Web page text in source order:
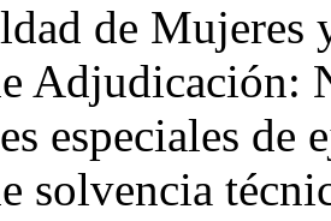
de Mujeres
Adjudicación:
especiales de
solvencia